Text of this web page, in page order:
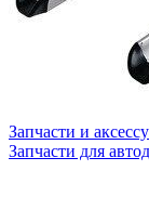
Запчасти и
Запчасти для